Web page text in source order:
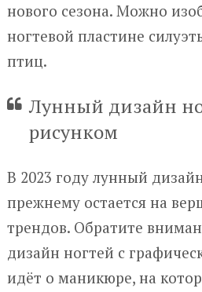
нового сезона. Можно
ногтевой пластине
птиц.
Лунный дизайн
рисунком
В 2023 году лунный
прежнему остается на
трендов. Обратите
дизайн ногтей с
идёт о маникюре, на